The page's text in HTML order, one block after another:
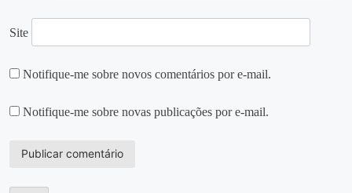
Site
Notifique-me sobre novos comentários por e-mail.
Notifique-me sobre novas publicações por e-mail.